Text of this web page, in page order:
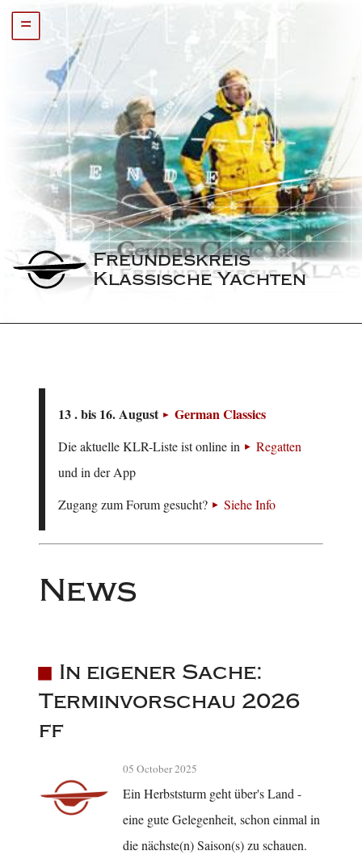
=
Freundeskreis
Klassische Yachten
13 . bis 16. August German Classics
Die aktuelle KLR-Liste ist online in
Regatten
und in der App
Zugang zum Forum gesucht?
Siehe Info
News
In eigener Sache:
Terminvorschau 2026
ff
05 October 2025
Ein Herbststurm geht über's Land -
eine gute Gelegenheit, schon einmal in
die nächste(n) Saison(s) zu schauen.